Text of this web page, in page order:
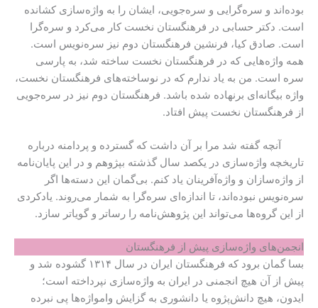
بوده‌اند و سره‌گرایی و سره‌جویی، ایشان را به واژه‌سازی کشانده
است. دکتر حسابی در فرهنگستان نخست کار ‌می‌کرد و سره‌گرا
است. صادق کیا، فرنشین فرهنگستان دوم نیز سره‌نویس است.
همه واژه‌هایی که در فرهنگستان نخست ساخته شد، به پارسی
سره است. من به یاد ندارم که در نوساخته‌های فرهنگستان نخست،
واژه بیگانه‌ای برنهاده شده باشد. فرهنگستان دوم نیز در سره‌جویی
از فرهنگستان نخست پیش افتاد.
آنچه گفته شد مرا بر آن داشت که گسترده و پردامنه درباره
تاریخچه واژه‌سازی در یکصد سال گذشته بپژوهم و در این پایان‌نامه
از واژه‌سازان و واژه‌آفرینان یاد کنم. بی‌گمان این دسته‌ها اگر
سره‌نویس نبوده‌اند، تا اندازه‌ای سره‌گرا به شمار می‌روند. یادکردی
از این گروه‌ها می‌تواند این پژوهش‌نامه را رساتر و گویا‌تر سازد.
انجمن‌های واژه‌سازی پیش از فرهنگستان
بسا گمان برود که فرهنگستان ایران در سال ۱۳۱۴ گشوده شد و
پیش از آن هیچ انجمنی در ایران به واژه‌سازی نپرداخته است؛
ایدون، هیچ دانش‌پژوه یا دانشوری به گزایش وامواژه‌ها پی نبرده